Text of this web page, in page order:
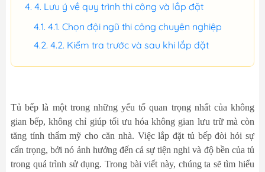
4. Lưu ý về quy trình thi công và lắp đặt
4.1. Chọn đội ngũ thi công chuyên nghiệp
4.2. Kiểm tra trước và sau khi lắp đặt
Tủ bếp là một trong những yếu tố quan trọng nhất của không
gian bếp, không chỉ giúp tối ưu hóa không gian lưu trữ mà còn
tăng tính thẩm mỹ cho căn nhà. Việc lắp đặt tủ bếp đòi hỏi sự
cẩn trọng, bởi nó ảnh hưởng đến cả sự tiện nghi và độ bền của tủ
trong quá trình sử dụng. Trong bài viết này, chúng ta sẽ tìm hiểu